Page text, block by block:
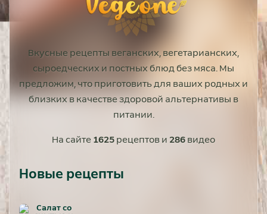
Вкусные рецепты веганских, вегетарианских,
сыроедческих и постных блюд без мяса. Мы
предложим, что приготовить для ваших родных и
близких в качестве здоровой альтернативы в
питании.
На сайте 1625 рецептов и 286 видео
Новые рецепты